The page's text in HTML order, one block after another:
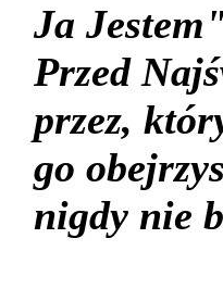
Ja
Przed
przez,
go
nigdy nie